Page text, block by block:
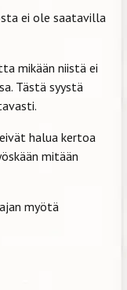
ei ole saatavilla
mikään niistä ei
Tästä syystä
halua kertoa
mitään
myötä